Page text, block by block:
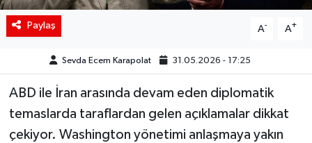
Paylaş A- A+
Sevda Ecem Karapolat 31.05.2026 - 17:25
ABD ile İran arasında devam eden diplomatik
temaslarda taraflardan gelen açıklamalar dikkat
çekiyor. Washington yönetimi anlaşmaya yakın